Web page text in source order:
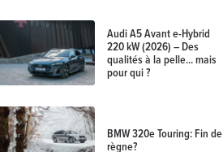
Audi A5 Avant e-Hybrid
220 kW (2026) – Des
qualités à la pelle... mais
pour qui ?
BMW 320e Touring: Fin de
règne?